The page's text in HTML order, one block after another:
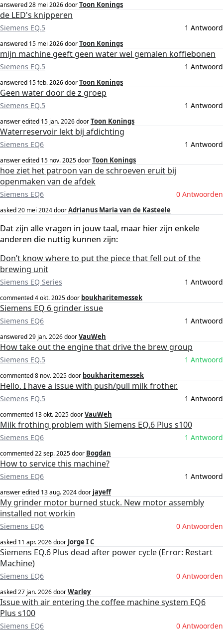
answered28 mei 2026doorToon Konings
de LED's knipperen
Siemens EQ.5 1 Antwoord
answered 15 mei 2026doorToon Konings
mijn machine geeft geen water wel gemalen koffiebonen
Siemens EQ.5 1 Antwoord
answered 15 feb. 2026doorToon Konings
Geen water door de z groep
Siemens EQ.5 1 Antwoord
answer edited 15 jan. 2026doorToon Konings
Waterreservoir lekt bij afdichting
Siemens EQ6 1 Antwoord
answer edited 15 nov. 2025doorToon Konings
hoe ziet het patroon van de schroeven eruit bij
openmaken van de afdek
Siemens EQ6 0 Antwoorden
asked20 mei 2024doorAdrianus Maria van de Kasteele
Dat zijn alle vragen in jouw taal, maar hier zijn enkele
anderen die nuttig kunnen zijn:
Don’t know where to put the piece that fell out of the
brewing unit
Siemens EQ Series 1 Antwoord
commented4 okt. 2025door boukharitemessek
Siemens EQ 6 grinder issue
Siemens EQ6 1 Antwoord
answered29 jan. 2026doorVauWeh
How take out the engine that drive the brew group
Siemens EQ.5 1 Antwoord
commented8 nov. 2025door boukharitemessek
Hello. I have a issue with push/pull milk frother.
Siemens EQ.5 1 Antwoord
commented 13 okt. 2025doorVauWeh
Milk frothing problem with Siemens EQ.6 Plus s100
Siemens EQ6 1 Antwoord
commented22 sep. 2025door Bogdan
How to service this machine?
Siemens EQ6 1 Antwoord
answer edited 13 aug. 2024door jayeff
My grinder motor burned stuck. New motor assembly
installed not workin
Siemens EQ6 0 Antwoorden
asked 11 apr. 2026door Jorge I C
Siemens EQ.6 Plus dead after power cycle (Error: Restart
Machine)
Siemens EQ6 0 Antwoorden
asked27 jan. 2026doorWarley
Issue with air entering the coffee machine system EQ6
Plus s100
Siemens EQ6 0 Antwoorden